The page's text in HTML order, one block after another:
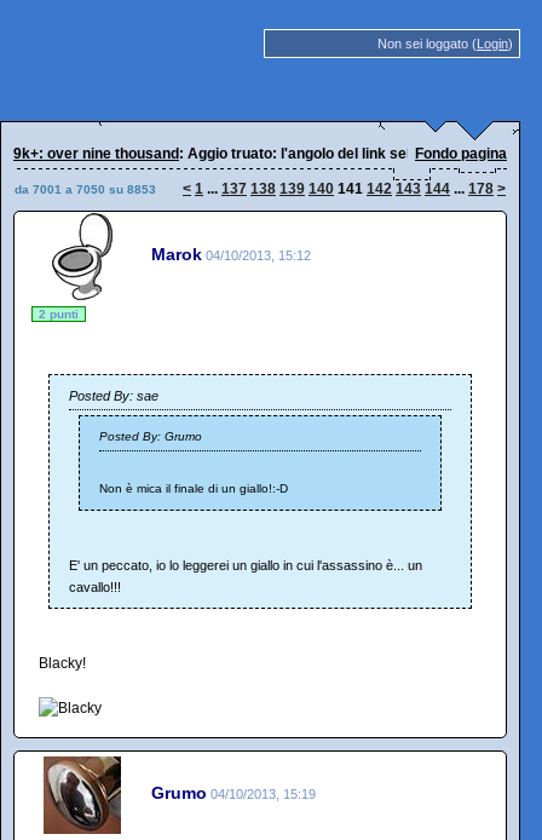
Non sei loggato (Login)
9k+: over nine thousand : Aggio truato: l'angolo del link selvaggioFondo pagina
da 7001 a 7050 su 8853 < 1 ... 137 138 139 140 141 142 143 144 ... 178 >
Marok 04/10/2013, 15:12
2 punti
Posted By: sae
Posted By: Grumo
Non è mica il finale di un giallo!:-D
E' un peccato, io lo leggerei un giallo in cui l'assassino è... un
cavallo!!!
Blacky!
Grumo 04/10/2013, 15:19